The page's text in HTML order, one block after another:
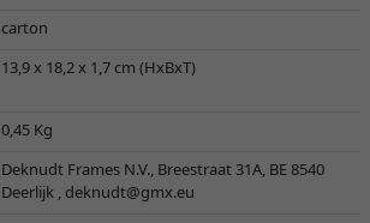
carton
13,9 x 18,2 x 1,7 cm (HxBxT)
0,45 Kg
Deknudt Frames N.V., Breestraat 31A, BE 8540
Deerlijk , deknudt@gmx.eu